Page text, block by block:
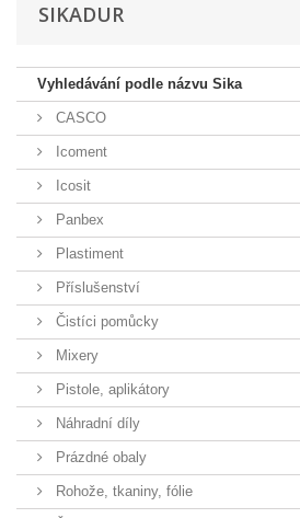
SIKADUR
Vyhledávání podle názvu Sika
CASCO
Icoment
Icosit
Panbex
Plastiment
Příslušenství
Čistíci pomůcky
Mixery
Pistole, aplikátory
Náhradní díly
Prázdné obaly
Rohože, tkaniny, fólie